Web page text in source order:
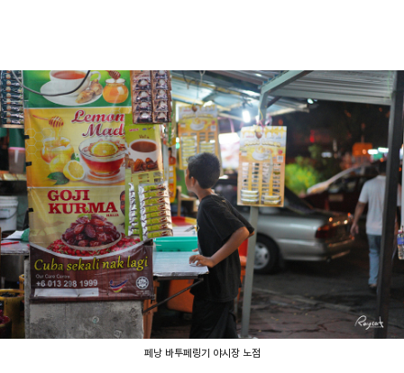
페낭 바투페링기 야시장 노점